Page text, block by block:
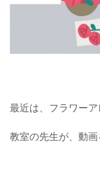
最近は、フラワー
教室の先生が、動画